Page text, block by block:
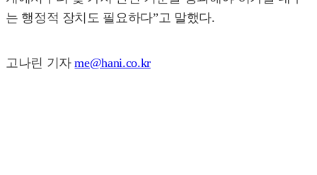
는 행정적 장치도 필요하다”고 말했다.
고나린 기자me@hani.co.kr